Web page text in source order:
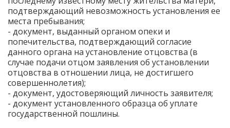
подтверждающий невозможность установления ее
места пребывания;
- документ, выданный органом опеки и
попечительства, подтверждающий согласие
данного органа на установление отцовства (в
случае подачи отцом заявления об установлении
отцовства в отношении лица, не достигшего
совершеннолетия);
- документ, удостоверяющий личность заявителя;
- документ установленного образца об уплате
государственной пошлины.